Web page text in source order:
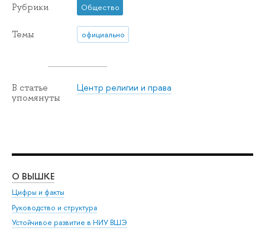
Рубрики Общество
Темы официально
В статье
упомянуты
Центр религии и права
О ВЫШКЕ
Цифры и факты
Руководство и структура
Устойчивое развитие в НИУ ВШЭ